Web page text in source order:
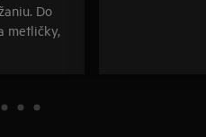
Do
metličky,